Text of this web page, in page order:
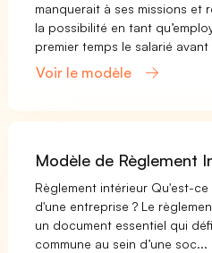
manquerait à ses missions et
la possibilité en tant
premier temps le salarié avant
Voir le modèle
Modèle de Règlement
Règlement intérieur Qu'est-
d'une entreprise ? Le
un document essentiel qui
commune au sein d’une soc...